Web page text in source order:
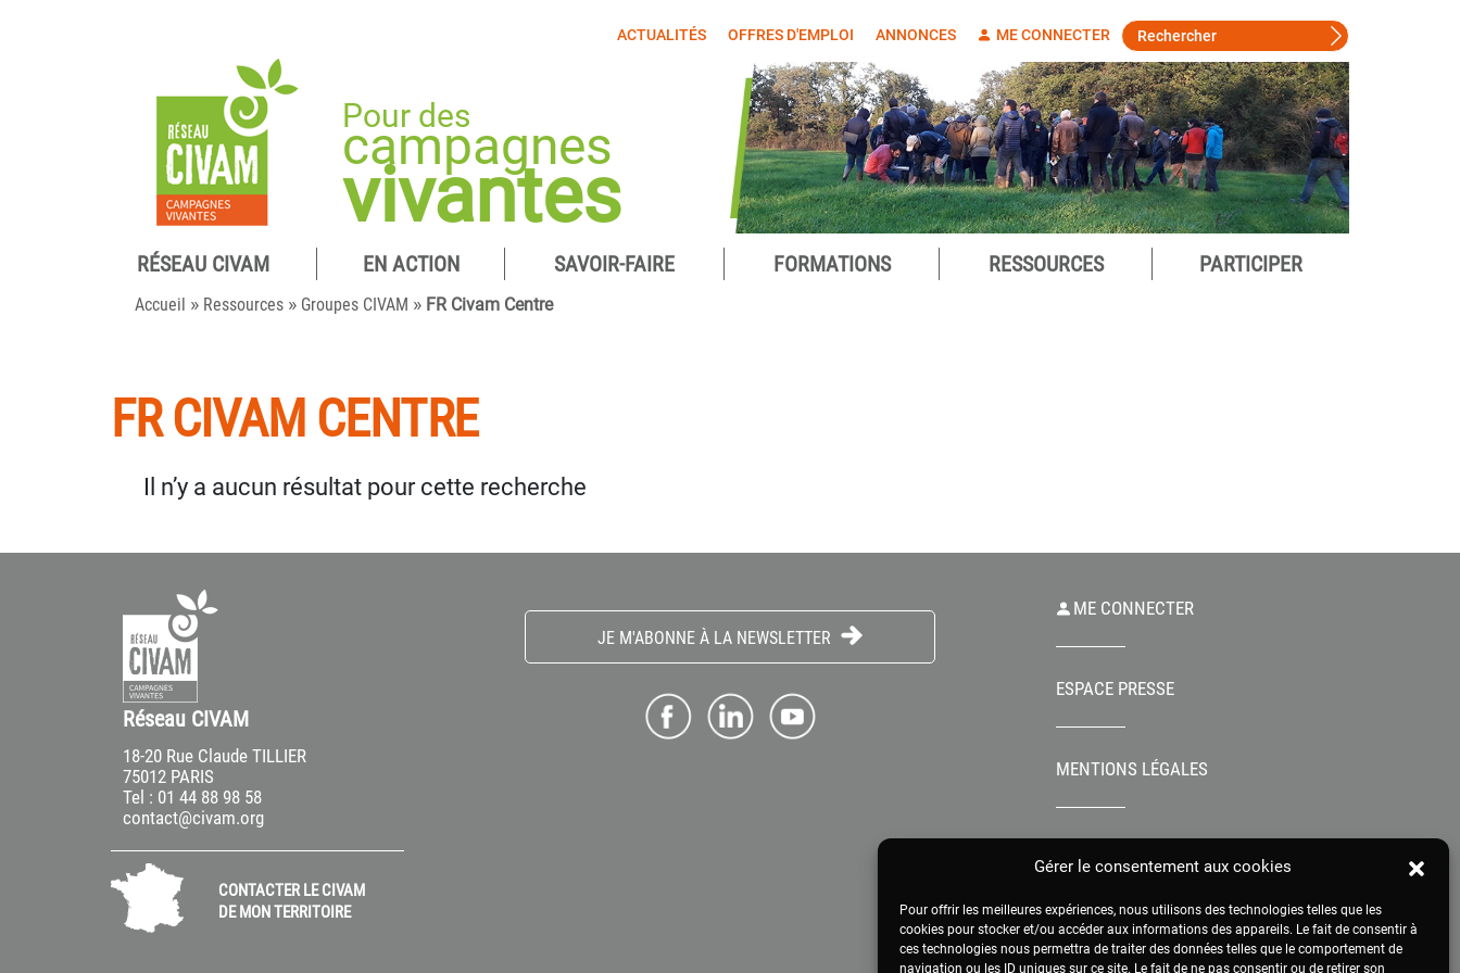
Gérer le consentement aux cookies
Pour offrir les meilleures expériences, nous utilisons des technologies telles que les
cookies pour stocker et/ou accéder aux informations des appareils. Le fait de consentir à
ces technologies nous permettra de traiter des données telles que le comportement de
navigation ou les ID uniques sur ce site. Le fait de ne pas consentir ou de retirer son
ACTUALITÉS OFFRES D'EMPLOI ANNONCES ME CONNECTER
Pour des
campagnes
vivantes
RÉSEAU CIVAM EN ACTION SAVOIR-FAIRE FORMATIONS RESSOURCES PARTICIPER
Accueil » Ressources » Groupes CIVAM » FR Civam Centre
FR CIVAM CENTRE
Il n’y a aucun résultat pour cette recherche
Réseau CIVAM
18-20 Rue Claude TILLIER
75012 PARIS
Tel : 01 44 88 98 58
contact@civam.org
CONTACTER LE CIVAM
DE MON TERRITOIRE
JE M'ABONNE À LA NEWSLETTER
ME CONNECTER
ESPACE PRESSE
MENTIONS LÉGALES